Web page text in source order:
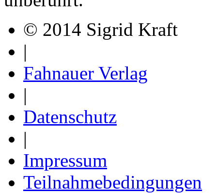
© 2014 Sigrid Kraft
|
Fahnauer Verlag
|
Datenschutz
|
Impressum
Teilnahmebedingungen